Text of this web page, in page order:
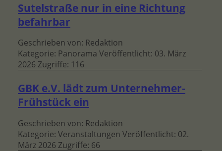
Sutelstraße nur in eine Richtung
befahrbar
Geschrieben von: Redaktion
Kategorie: Panorama Veröffentlicht: 03. März
2026 Zugriffe: 116
GBK e.V. lädt zum Unternehmer-
Frühstück ein
Geschrieben von: Redaktion
Kategorie: Veranstaltungen Veröffentlicht: 02.
März 2026 Zugriffe: 66